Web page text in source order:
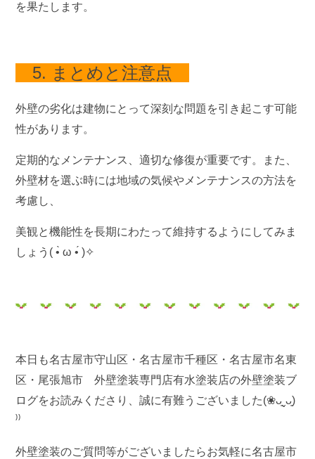
を果たします。
5. まとめと注意点
外壁の劣化は建物にとって深刻な問題を引き起こす可能
性があります。
定期的なメンテナンス、適切な修復が重要です。また、
外壁材を選ぶ時には地域の気候やメンテナンスの方法を
考慮し、
美観と機能性を長期にわたって維持するようにしてみま
しょう( •̀ ω •́ )✧
本日も名古屋市守山区・名古屋市千種区・名古屋市名東
区・尾張旭市 外壁塗装専門店有水塗装店の外壁塗装ブ
ログをお読みくださり、誠に有難うございました(❀ᴗ͈ˬᴗ͈)
⁾⁾
外壁塗装のご質問等がございましたらお気軽に名古屋市